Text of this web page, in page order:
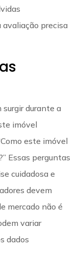
precisa
surgir durante a
imóvel
este imóvel
Essas perguntas
cuidadosa e
devem
mercado não é
variar
dados